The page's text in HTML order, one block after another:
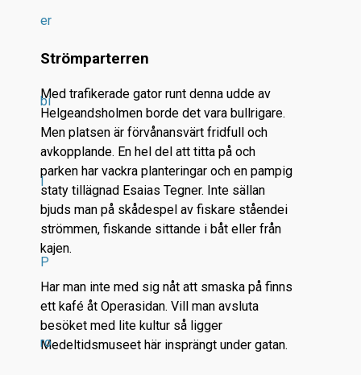
er
bi
l
P
ro
Strömparterren
Med trafikerade gator runt denna udde av
Helgeandsholmen borde det vara bullrigare.
Men platsen är förvånansvärt fridfull och
avkopplande. En hel del att titta på och
parken har vackra planteringar och en pampig
staty tillägnad Esaias Tegner. Inte sällan
bjuds man på skådespel av fiskare ståendei
strömmen, fiskande sittande i båt eller från
kajen.
Har man inte med sig nåt att smaska på finns
ett kafé åt Operasidan. Vill man avsluta
besöket med lite kultur så ligger
Medeltidsmuseet här insprängt under gatan.